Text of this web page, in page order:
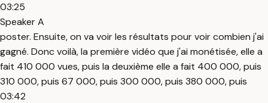
03:25
Speaker A
poster. Ensuite, on va voir les résultats pour voir combien j'ai
gagné. Donc voilà, la première vidéo que j'ai monétisée, elle a
fait 410 000 vues, puis la deuxième elle a fait 400 000, puis
310 000, puis 67 000, puis 300 000, puis 380 000, puis
03:42